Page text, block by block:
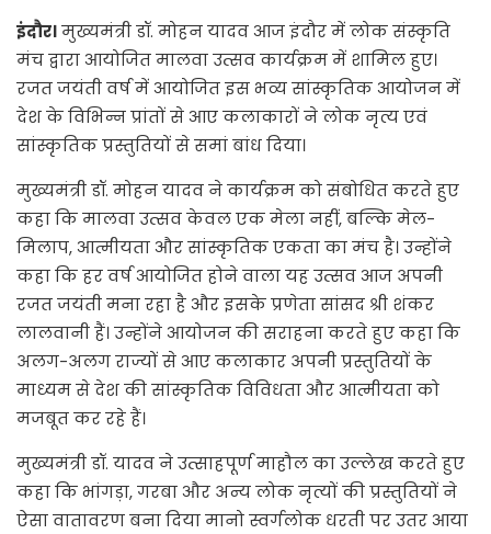
इंदौर।मुख्यमंत्री डॉ. मोहन यादव आज इंदौर में लोक संस्कृति
मंच द्वारा आयोजित मालवा उत्सव कार्यक्रम में शामिल हुए।
रजत जयंती वर्ष में आयोजित इस भव्य सांस्कृतिक आयोजन में
देश के विभिन्न प्रांतों से आए कलाकारों ने लोक नृत्य एवं
सांस्कृतिक प्रस्तुतियों से समां बांध दिया।
मुख्यमंत्री डॉ. मोहन यादव ने कार्यक्रम को संबोधित करते हुए
कहा कि मालवा उत्सव केवल एक मेला नहीं, बल्कि मेल-
मिलाप, आत्मीयता और सांस्कृतिक एकता का मंच है। उन्होंने
कहा कि हर वर्ष आयोजित होने वाला यह उत्सव आज अपनी
रजत जयंती मना रहा है और इसके प्रणेता सांसद श्री शंकर
लालवानी हैं। उन्होंने आयोजन की सराहना करते हुए कहा कि
अलग-अलग राज्यों से आए कलाकार अपनी प्रस्तुतियों के
माध्यम से देश की सांस्कृतिक विविधता और आत्मीयता को
मजबूत कर रहे हैं।
मुख्यमंत्री डॉ. यादव ने उत्साहपूर्ण माहौल का उल्लेख करते हुए
कहा कि भांगड़ा, गरबा और अन्य लोक नृत्यों की प्रस्तुतियों ने
ऐसा वातावरण बना दिया मानो स्वर्गलोक धरती पर उतर आया